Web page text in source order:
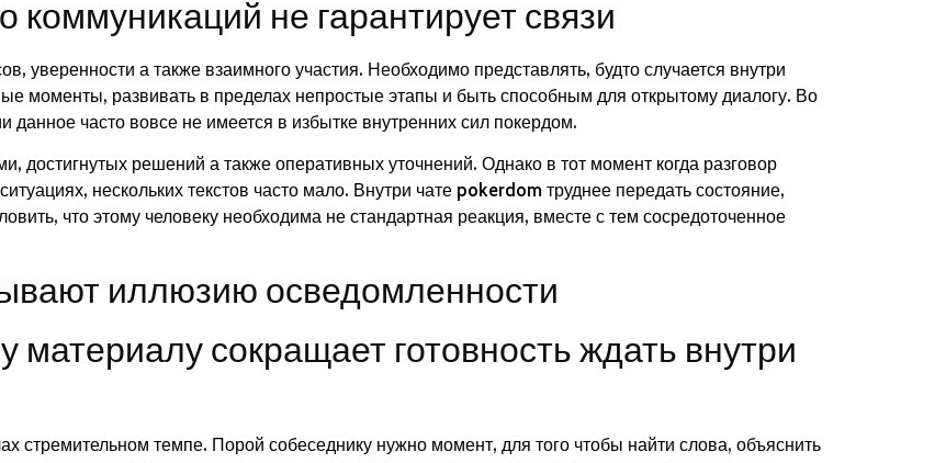
коммуникаций не гарантирует связи
уверенности а также взаимного участия. Необходимо представлять, будто случается внутри
моменты, развивать в пределах непростые этапы и быть способным для открытому диалогу. Во
данное часто вовсе не имеется в избытке внутренних сил покердом.
достигнутых решений а также оперативных уточнений. Однако в тот момент когда разговор
нескольких текстов часто мало. Внутри чате pokerdom труднее передать состояние,
что этому человеку необходима не стандартная реакция, вместе с тем сосредоточенное
иллюзию осведомленности
материалу сокращает готовность ждать внутри
стремительном темпе. Порой собеседнику нужно момент, для того чтобы найти слова, объяснить